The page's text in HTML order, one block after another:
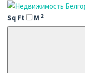
Sq Ft M 2